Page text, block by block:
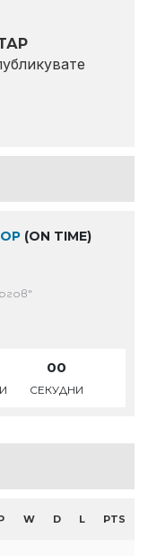
(ON TIME)
00
СЕКУДНИ
W D L PTS